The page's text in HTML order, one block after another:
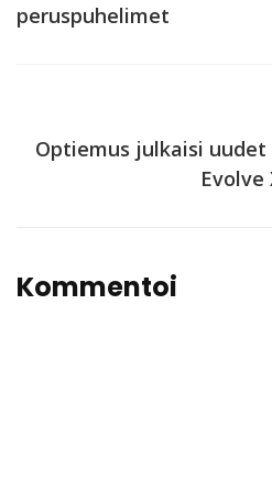
peruspuhelimet
Optiemus julkaisi uudet
Kommentoi